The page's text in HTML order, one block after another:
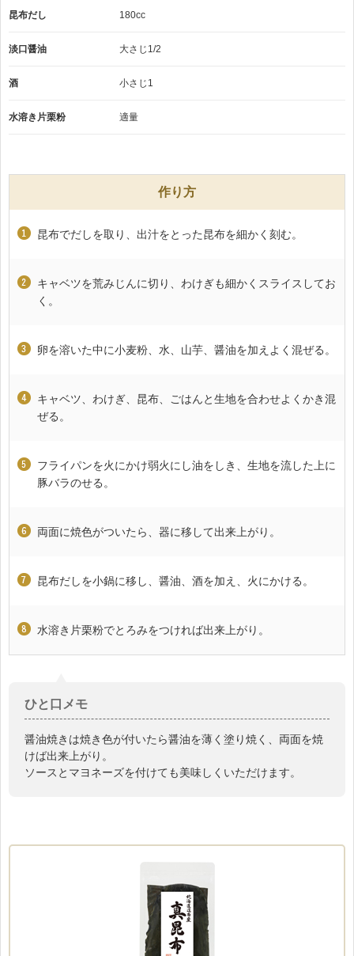
昆布だし 180cc
淡口醤油 大さじ1/2
酒 小さじ1
水溶き片栗粉 適量
作り方
昆布でだしを取り、出汁をとった昆布を細かく刻む。
キャベツを荒みじんに切り、わけぎも細かくスライスしてお
く。
卵を溶いた中に小麦粉、水、山芋、醤油を加えよく混ぜる。
キャベツ、わけぎ、昆布、ごはんと生地を合わせよくかき混
ぜる。
フライパンを火にかけ弱火にし油をしき、生地を流した上に
豚バラのせる。
両面に焼色がついたら、器に移して出来上がり。
昆布だしを小鍋に移し、醤油、酒を加え、火にかける。
水溶き片栗粉でとろみをつければ出来上がり。
ひと口メモ
醤油焼きは焼き色が付いたら醤油を薄く塗り焼く、両面を焼
けば出来上がり。
ソースとマヨネーズを付けても美味しくいただけます。